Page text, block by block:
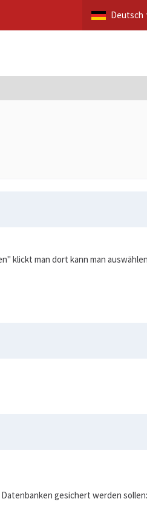
Deutsch
man dort kann man
gesichert werden sollen: